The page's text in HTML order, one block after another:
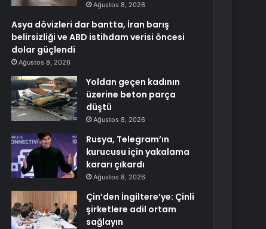
Ağustos 8, 2026
Asya dövizleri dar bantta, İran barış
belirsizliği ve ABD istihdam verisi öncesi
dolar güçlendi
Ağustos 8, 2026
Yoldan geçen kadının
üzerine beton parça
düştü
Ağustos 8, 2026
Rusya, Telegram’ın
kurucusu için yakalama
kararı çıkardı
Ağustos 8, 2026
Çin’den İngiltere’ye: Çinli
şirketlere adil ortam
sağlayın